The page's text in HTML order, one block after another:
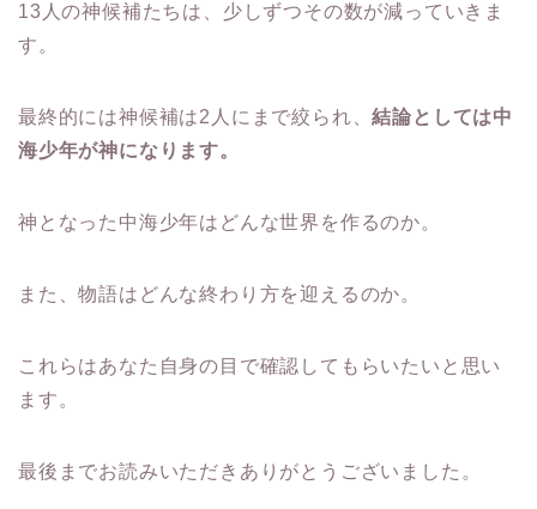
13人の神候補たちは、少しずつその数が減っていきま
す。
最終的には神候補は2人にまで絞られ、結論としては中
海少年が神になります。
神となった中海少年はどんな世界を作るのか。
また、物語はどんな終わり方を迎えるのか。
これらはあなた自身の目で確認してもらいたいと思い
ます。
最後までお読みいただきありがとうございました。